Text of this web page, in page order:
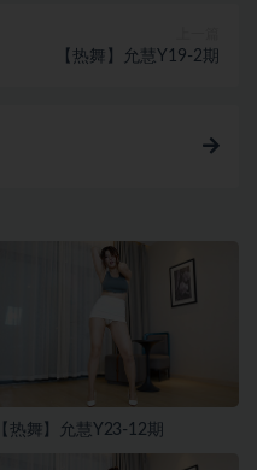
【热舞】允慧Y19-2期
【热舞】允慧Y23-12期